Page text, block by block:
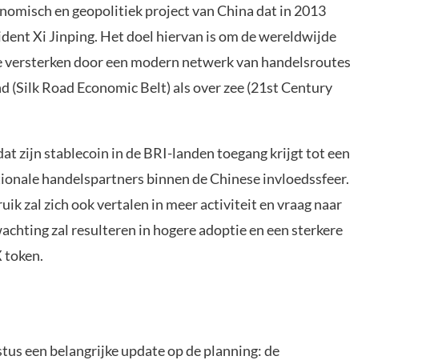
en geopolitiek project van China dat in 2013
Xi Jinping. Het doel hiervan is om de wereldwijde
versterken door een modern netwerk van handelsroutes
(Silk Road Economic Belt) als over zee (21st Century
zijn stablecoin in de BRI-landen toegang krijgt tot een
handelspartners binnen de Chinese invloedssfeer.
zal zich ook vertalen in meer activiteit en vraag naar
zal resulteren in hogere adoptie en een sterkere
token.
een belangrijke update op de planning: de